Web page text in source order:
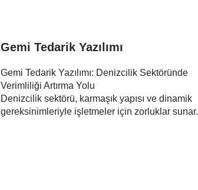
Gemi Tedarik Yazılımı
Gemi Tedarik Yazılımı: Denizcilik Sektöründe
Verimliliği Artırma Yolu
Denizcilik sektörü, karmaşık yapısı ve dinamik
gereksinimleriyle işletmeler için zorluklar sunar.